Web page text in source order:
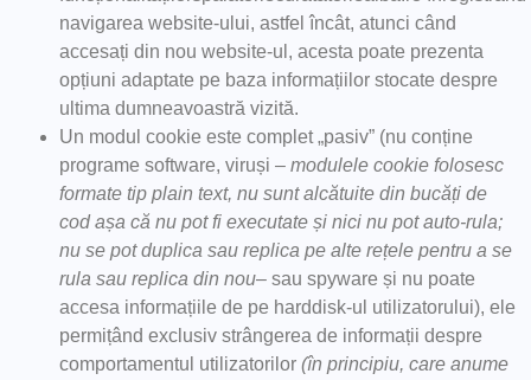
navigarea website-ului, astfel încât, atunci când
accesați din nou website-ul, acesta poate prezenta
opțiuni adaptate pe baza informațiilor stocate despre
ultima dumneavoastră vizită.
Un modul cookie este complet „pasiv” (nu conține
programe software, viruși – modulele cookie folosesc
formate tip plain text, nu sunt alcătuite din bucăți de
cod așa că nu pot fi executate și nici nu pot auto-rula;
nu se pot duplica sau replica pe alte rețele pentru a se
rula sau replica din nou– sau spyware și nu poate
accesa informațiile de pe harddisk-ul utilizatorului), ele
permițând exclusiv strângerea de informații despre
comportamentul utilizatorilor (în principiu, care anume